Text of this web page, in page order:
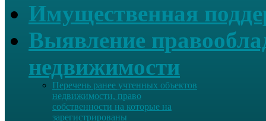
Имущественная
Выявление
недвижимости
Перечень ранее учтенных объектов
недвижимости, право
собственности на которые на
зарегистрированы